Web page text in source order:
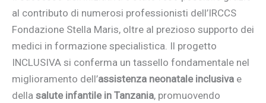
al contributo di numerosi professionisti dell’IRCCS
Fondazione Stella Maris, oltre al prezioso supporto dei
medici in formazione specialistica. Il progetto
INCLUSIVA si conferma un tassello fondamentale nel
miglioramento dell’assistenza neonatale inclusiva e
della salute infantile in Tanzania, promuovendo